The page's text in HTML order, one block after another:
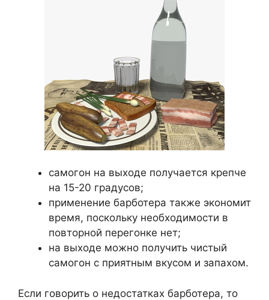
самогон на выходе получается крепче
на 15-20 градусов;
применение барботера также экономит
время, поскольку необходимости в
повторной перегонке нет;
на выходе можно получить чистый
самогон с приятным вкусом и запахом.
Если говорить о недостатках барботера, то